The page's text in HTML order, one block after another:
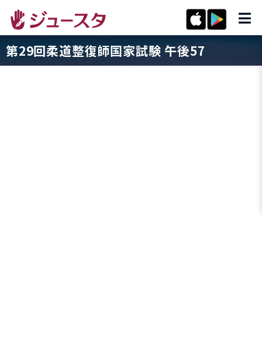
第29回柔道整復師国家試験 午後57